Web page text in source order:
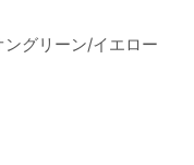
グリーン/イエロー